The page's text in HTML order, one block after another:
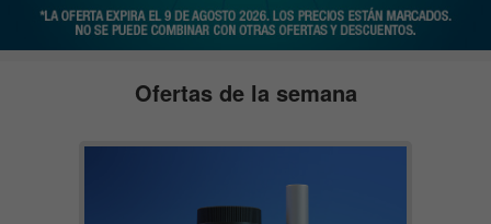
Ofertas de la semana